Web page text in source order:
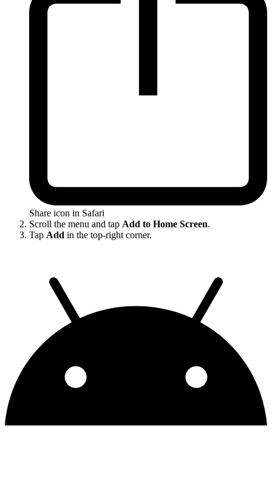
Share icon in Safari
Scroll the menu and tap Add to Home Screen.
Tap Add in the top-right corner.